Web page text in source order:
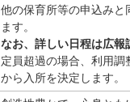
他の保育所等の申込み
ます。
なお、詳しい日程は広報
定員超過の場合、利用
から入所を決定します。